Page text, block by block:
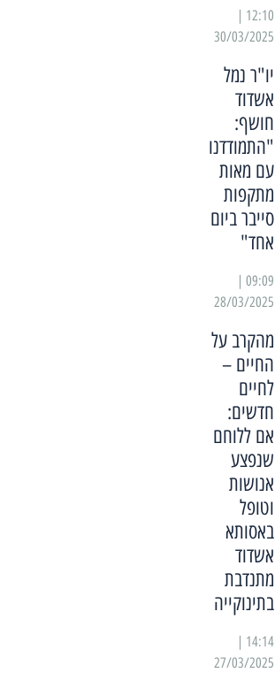
30/03/2025
יו"ר נמל
אשדוד
חושף:
"התמודדנו
עם מאות
מתקפות
סייבר ביום
אחד"
28/03/2025
מהקרב על
החיים –
לחיים
חדשים:
אם ללוחם
שנפצע
אנושות
וטופל
באסותא
אשדוד
מתנדבת
בתינוקייה
27/03/2025